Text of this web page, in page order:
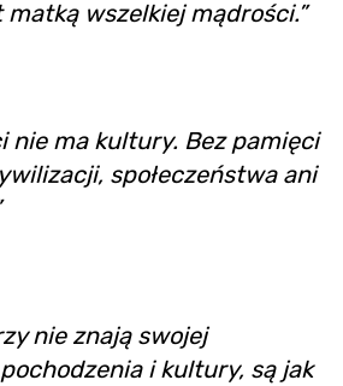
matką wszelkiej mądrości.”
nie ma kultury. Bez pamięci
społeczeństwa ani
nie znają swojej
i kultury, są jak